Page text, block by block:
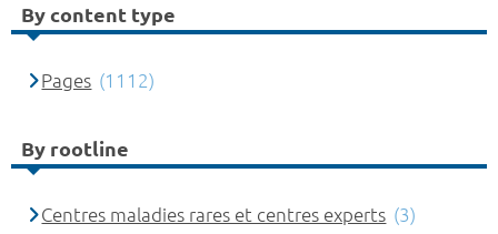
By content type
Pages (1112)
By rootline
Centres maladies rares et centres experts (3)